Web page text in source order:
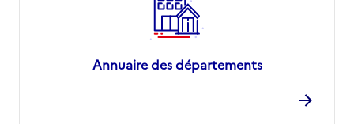
Annuaire des départements